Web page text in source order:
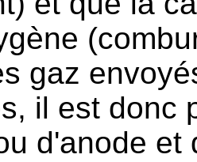
gaz
il est donc
d'anode et